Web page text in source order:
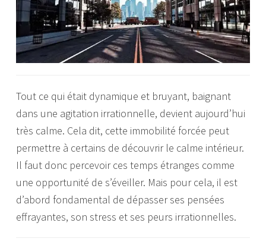
Tout ce qui était dynamique et bruyant, baignant
dans une agitation irrationnelle, devient aujourd’hui
très calme. Cela dit, cette immobilité forcée peut
permettre à certains de découvrir le calme intérieur.
Il faut donc percevoir ces temps étranges comme
une opportunité de s’éveiller. Mais pour cela, il est
d’abord fondamental de dépasser ses pensées
effrayantes, son stress et ses peurs irrationnelles.